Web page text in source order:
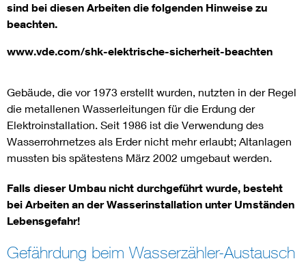
sind bei diesen Arbeiten die folgenden Hinweise zu
beachten.
www.vde.com/shk-elektrische-sicherheit-beachten
Gebäude, die vor 1973 erstellt wurden, nutzten in der Regel
die metallenen Wasserleitungen für die Erdung der
Elektroinstallation. Seit 1986 ist die Verwendung des
Wasserrohrnetzes als Erder nicht mehr erlaubt; Altanlagen
mussten bis spätestens März 2002 umgebaut werden.
Falls dieser Umbau nicht durchgeführt wurde, besteht
bei Arbeiten an der Wasserinstallation unter Umständen
Lebensgefahr!
Gefährdung beim Wasserzähler-Austausch